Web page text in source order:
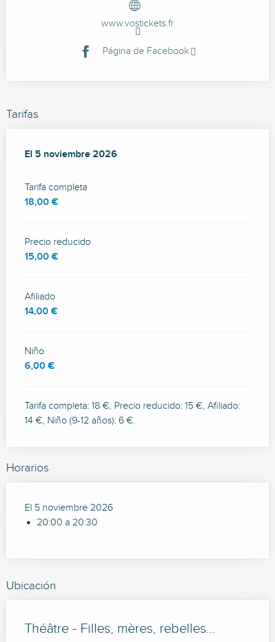
www.vostickets.fr
Página de Facebook
Tarifas
El 5 noviembre 2026
El 5 noviembre 2026
Tarifa completa
18,00 €
Precio reducido
15,00 €
Afiliado
14,00 €
Niño
6,00 €
Tarifa completa: 18 €, Precio reducido: 15 €, Afiliado:
14 €, Niño (9-12 años): 6 €.
Horarios
El 5 noviembre 2026
20:00 a 20:30
Ubicación
Théâtre - Filles, mères, rebelles...